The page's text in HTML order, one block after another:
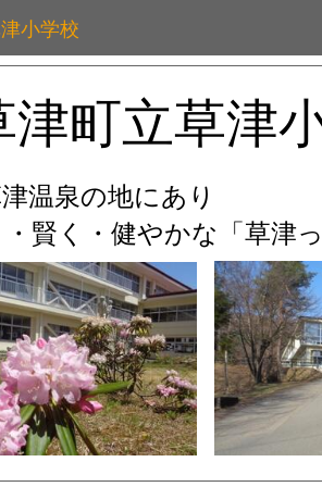
小学校
津町立草津
温泉の地にあり
賢く・健やかな「草津